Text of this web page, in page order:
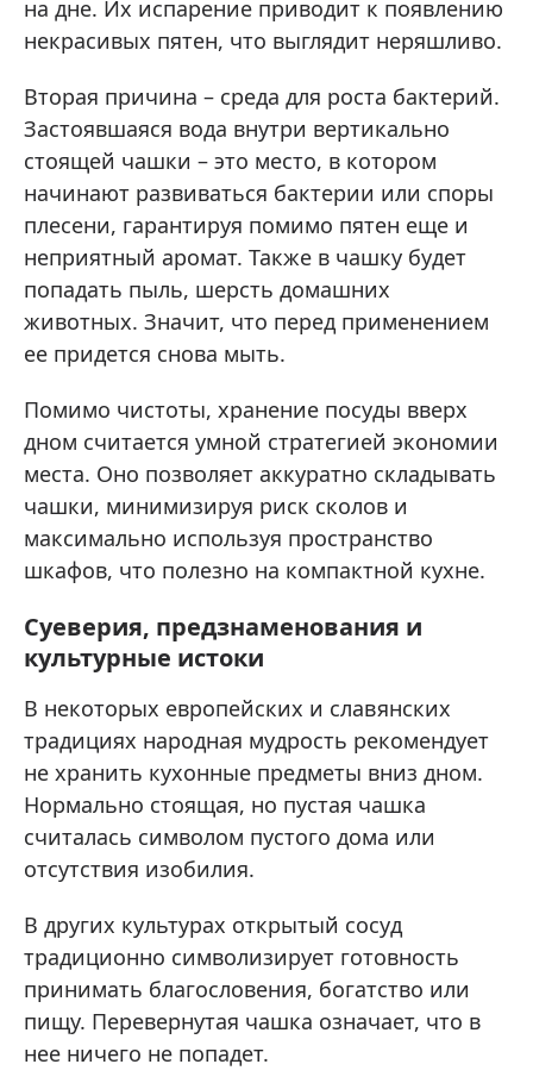
на дне. Их испарение приводит к появлению
некрасивых пятен, что выглядит неряшливо.
Вторая причина – среда для роста бактерий.
Застоявшаяся вода внутри вертикально
стоящей чашки – это место, в котором
начинают развиваться бактерии или споры
плесени, гарантируя помимо пятен еще и
неприятный аромат. Также в чашку будет
попадать пыль, шерсть домашних
животных. Значит, что перед применением
ее придется снова мыть.
Помимо чистоты, хранение посуды вверх
дном считается умной стратегией экономии
места. Оно позволяет аккуратно складывать
чашки, минимизируя риск сколов и
максимально используя пространство
шкафов, что полезно на компактной кухне.
Суеверия, предзнаменования и
культурные истоки
В некоторых европейских и славянских
традициях народная мудрость рекомендует
не хранить кухонные предметы вниз дном.
Нормально стоящая, но пустая чашка
считалась символом пустого дома или
отсутствия изобилия.
В других культурах открытый сосуд
традиционно символизирует готовность
принимать благословения, богатство или
пищу. Перевернутая чашка означает, что в
нее ничего не попадет.